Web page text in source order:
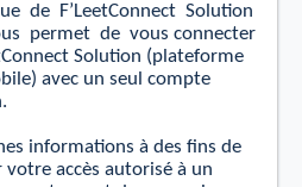
de F’LeetConnect Solution
permet de vous connecter
Solution (plateforme
avec un seul compte
informations à des ﬁns de
accès autorisé à un